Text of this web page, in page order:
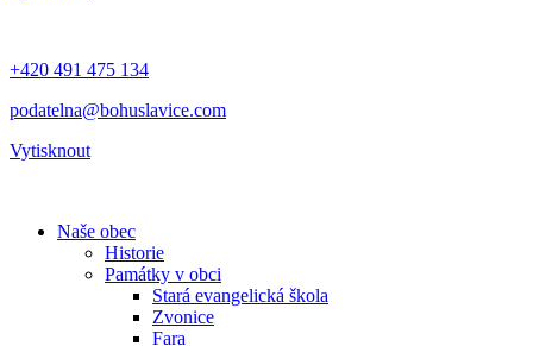
+420 491 475 134
podatelna@bohuslavice.com
Vytisknout
Naše obec
Historie
Památky v obci
Stará evangelická škola
Zvonice
Fara